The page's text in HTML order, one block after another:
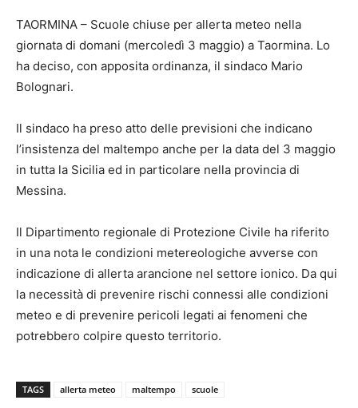
TAORMINA – Scuole chiuse per allerta meteo nella
giornata di domani (mercoledì 3 maggio) a Taormina. Lo
ha deciso, con apposita ordinanza, il sindaco Mario
Bolognari.
Il sindaco ha preso atto delle previsioni che indicano
l’insistenza del maltempo anche per la data del 3 maggio
in tutta la Sicilia ed in particolare nella provincia di
Messina.
Il Dipartimento regionale di Protezione Civile ha riferito
in una nota le condizioni metereologiche avverse con
indicazione di allerta arancione nel settore ionico. Da qui
la necessità di prevenire rischi connessi alle condizioni
meteo e di prevenire pericoli legati ai fenomeni che
potrebbero colpire questo territorio.
TAGS allerta meteo maltempo scuole